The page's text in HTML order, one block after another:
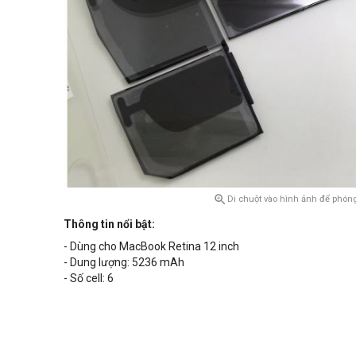
 Di chuột vào hình ảnh để
Thông tin nổi bật:
- Dùng cho MacBook Retina 12 inch
- Dung lượng: 5236 mAh
- Số cell: 6